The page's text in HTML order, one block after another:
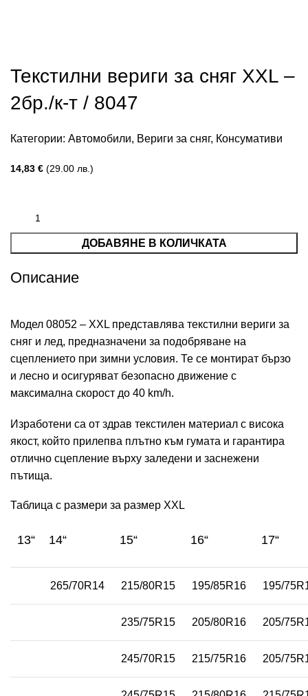
Текстилни вериги за сняг XXL –
2бр./к-т / 8047
Категории: Автомобили, Вериги за сняг, Консумативи
14,83 € (29.00 лв.)
ДОБАВЯНЕ В КОЛИЧКАТА
Описание
Модел 08052 – XXL представлява текстилни вериги за
сняг и лед, предназначени за подобряване на
сцеплението при зимни условия. Те се монтират бързо
и лесно и осигуряват безопасно движение с
максимална скорост до 40 km/h.
Изработени са от здрав текстилен материал с висока
якост, който прилепва плътно към гумата и гарантира
отлично сцепление върху заледени и заснежени
пътища.
Таблица с размери за размер XXL
13“ 14“ 15“ 16“ 17“
265/70R14 215/80R15 195/85R16 195/
235/75R15 205/80R16 205/
245/70R15 215/75R16 205/